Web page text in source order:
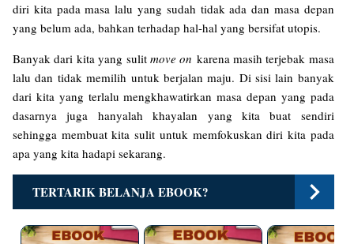
diri kita pada masa lalu yang sudah tidak ada dan masa depan
yang belum ada, bahkan terhadap hal-hal yang bersifat utopis.
Banyak dari kita yang sulit move on karena masih terjebak masa
lalu dan tidak memilih untuk berjalan maju. Di sisi lain banyak
dari kita yang terlalu mengkhawatirkan masa depan yang pada
dasarnya juga hanyalah khayalan yang kita buat sendiri
sehingga membuat kita sulit untuk memfokuskan diri kita pada
apa yang kita hadapi sekarang.
TERTARIK BELANJA EBOOK?